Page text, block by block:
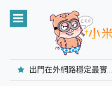
content
出門在外網路穩定最實在 「台灣大哥大」榮獲 4G/5G 在線率全球 NO.3 全台第一與全台六冠王實測心得，走到哪順到哪！